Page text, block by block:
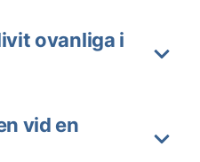
ovanliga i
vid en